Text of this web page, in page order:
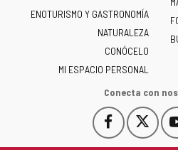
de
Castilla
y
León
-
ENOTURISMO Y GASTRONOMÍA
NATURALEZA
CONÓCELO
MI ESPACIO PERSONAL
Conecta con
Facebook
Este
enlace
Este
enlace